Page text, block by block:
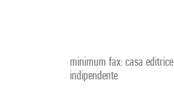
minimum fax: casa editrice
indipendente